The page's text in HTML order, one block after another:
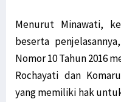
Menurut Minawati,
beserta
Nomor 10 Tahun 2016
Rochayati dan
yang memiliki hak